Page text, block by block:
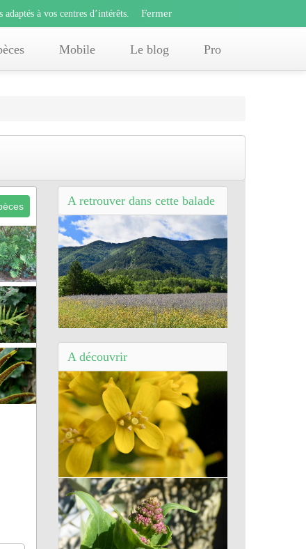
adaptés à vos centres d’intérêts. x
Mobile Le blog Pro
à vos centres d’intérêts. Fermer
à vos centres d’intérêts. Fermer
A retrouver dans cette balade
A découvrir
Barbarée commune